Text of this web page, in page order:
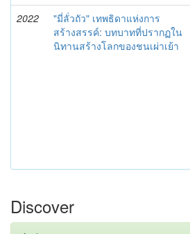
2022
"มี่ลั่วถัว" เทพธิดาแห่งการ
สร้างสรรค์: บทบาทที่ปรากฏใน
นิทานสร้างโลกของชนเผ่าเย้า
Discover